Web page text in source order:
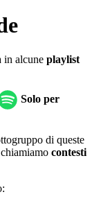
in alcune playlist
Solo per
di queste
contesti